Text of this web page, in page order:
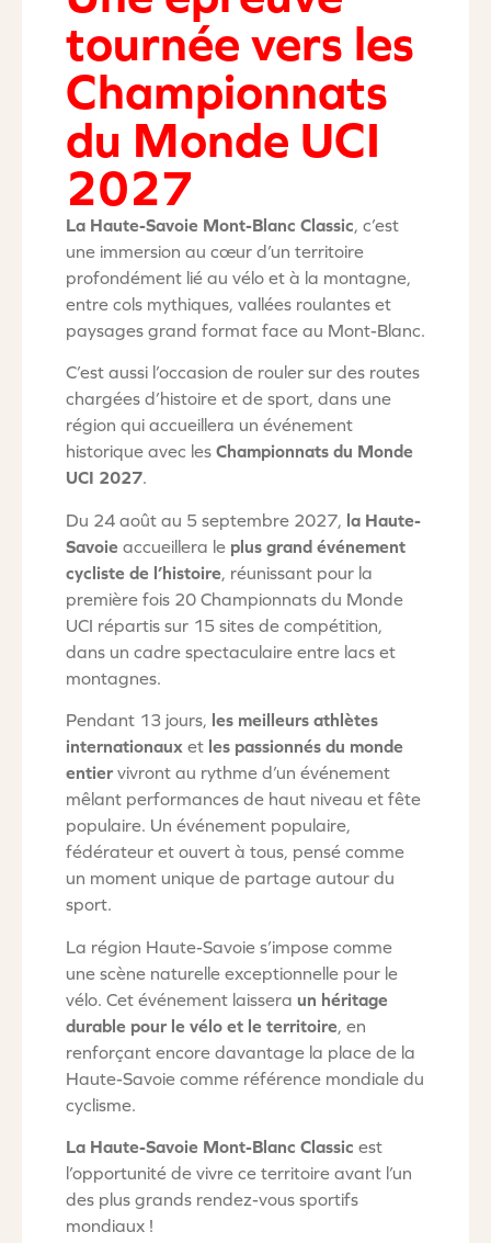
tournée vers les
Championnats
du Monde UCI
2027
La Haute-Savoie Mont-Blanc Classic, c’est
une immersion au cœur d’un territoire
profondément lié au vélo et à la montagne,
entre cols mythiques, vallées roulantes et
paysages grand format face au Mont-Blanc.
C’est aussi l’occasion de rouler sur des routes
chargées d’histoire et de sport, dans une
région qui accueillera un événement
historique avec les Championnats du Monde
UCI 2027.
Du 24 août au 5 septembre 2027, la Haute-
Savoie accueillera le plus grand événement
cycliste de l’histoire, réunissant pour la
première fois 20 Championnats du Monde
UCI répartis sur 15 sites de compétition,
dans un cadre spectaculaire entre lacs et
montagnes.
Pendant 13 jours, les meilleurs athlètes
internationaux et les passionnés du monde
entier vivront au rythme d’un événement
mêlant performances de haut niveau et fête
populaire. Un événement populaire,
fédérateur et ouvert à tous, pensé comme
un moment unique de partage autour du
sport.
La région Haute-Savoie s’impose comme
une scène naturelle exceptionnelle pour le
vélo. Cet événement laissera un héritage
durable pour le vélo et le territoire , en
renforçant encore davantage la place de la
Haute-Savoie comme référence mondiale du
cyclisme.
La Haute-Savoie Mont-Blanc Classic est
l’opportunité de vivre ce territoire avant l’un
des plus grands rendez-vous sportifs
mondiaux !